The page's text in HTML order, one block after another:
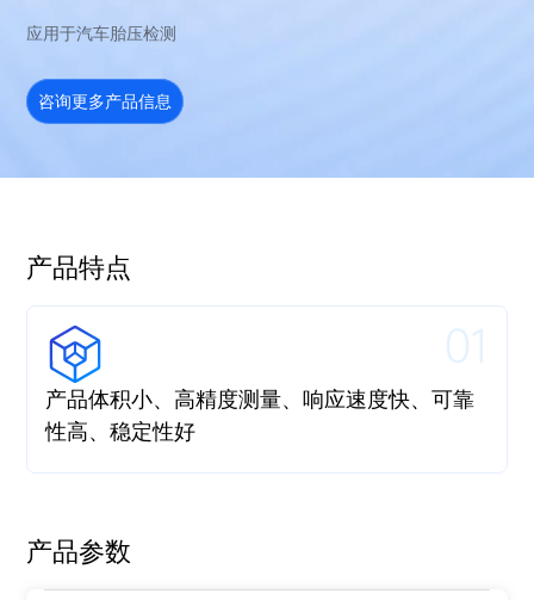
应用于汽车胎压检测
咨询更多产品信息
产品特点
产品体积小、高精度测量、响应速度快、可靠
性高、稳定性好
01
产品参数